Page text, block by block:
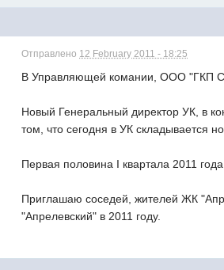
Отправлено 12 February 2011 - 18:25
В Управляющей комании, ООО "ГКП
Новый Генеральный директор УК, в
том, что сегодня в УК складывается
Первая половина I квартала 2011
Приглашаю соседей, жителей ЖК
"Апрелевский" в 2011 году.